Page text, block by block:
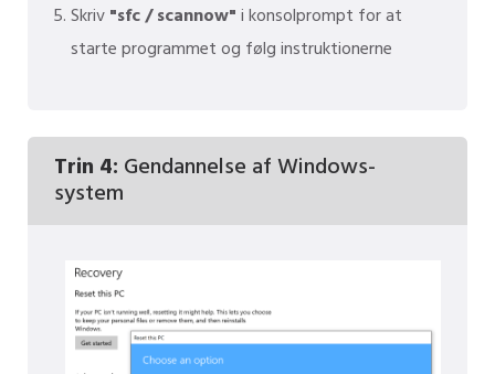
Skriv"sfc / scannow"i konsolprompt for at
starte programmet og følg instruktionerne
Trin 4: Gendannelse af Windows-
system